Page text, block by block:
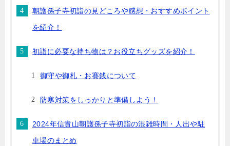
朝護孫子寺初詣の見どころや感想・おすすめポイント
を紹介！
初詣に必要な持ち物は？お役立ちグッズを紹介！
御守や御札・お賽銭について
防寒対策をしっかりと準備しよう！
2024年信貴山朝護孫子寺初詣の混雑時間・人出や駐
車場のまとめ